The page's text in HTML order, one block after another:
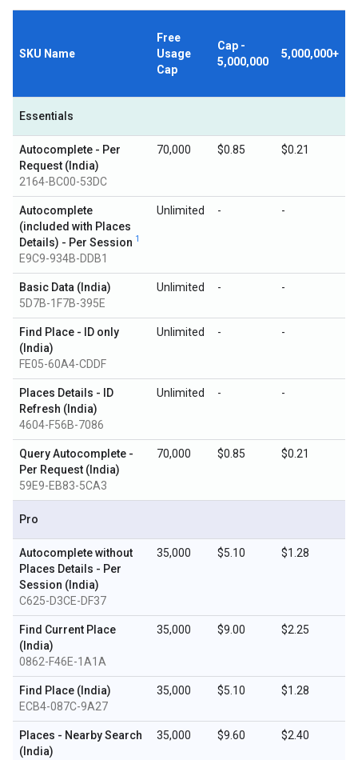
SKU Name
Free
Usage
Cap
Cap -
5,000,000
5,000,000+
Essentials
Autocomplete - Per
Request (India)
2164-BC00-53DC
70,000 $0.85 $0.21
Autocomplete
(included with Places
Details) - Per Session 1
E9C9-934B-DDB1
Unlimited - -
Basic Data (India)
5D7B-1F7B-395E
Unlimited - -
Find Place - ID only
(India)
FE05-60A4-CDDF
Unlimited - -
Places Details - ID
Refresh (India)
4604-F56B-7086
Unlimited - -
Query Autocomplete -
Per Request (India)
59E9-EB83-5CA3
70,000 $0.85 $0.21
Pro
Autocomplete without
Places Details - Per
Session (India)
C625-D3CE-DF37
35,000 $5.10 $1.28
Find Current Place
(India)
0862-F46E-1A1A
35,000 $9.00 $2.25
Find Place (India)
ECB4-087C-9A27
35,000 $5.10 $1.28
Places - Nearby Search
(India)
35,000 $9.60 $2.40